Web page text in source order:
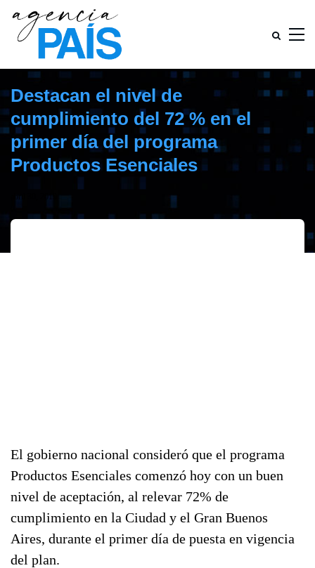
Destacan el nivel de
cumplimiento del 72 % en el
primer día del programa
Productos Esenciales
abril 30, 2019
El gobierno nacional consideró que el programa
Productos Esenciales comenzó hoy con un buen
nivel de aceptación, al relevar 72% de
cumplimiento en la Ciudad y el Gran Buenos
Aires, durante el primer día de puesta en vigencia
del plan.